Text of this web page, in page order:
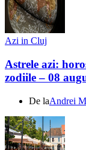
Azi in Cluj
Astrele azi:
zodiile – 08
De laAndrei